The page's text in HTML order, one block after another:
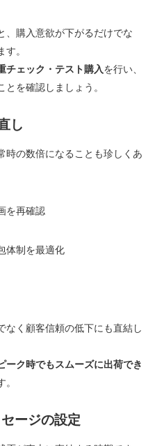
、購入意欲が下がるだけでな
。
チェック・テスト購入を行い、
を確認しましょう。
し
時の数倍になることも珍しくあ
を再確認
体制を最適化
なく顧客信頼の低下にも直結し
ーク時でもスムーズに出荷でき
ージの設定